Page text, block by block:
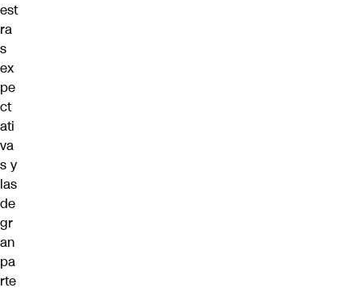
est
ra
s
ex
pe
ct
ati
va
s y
las
de
gr
an
pa
rte